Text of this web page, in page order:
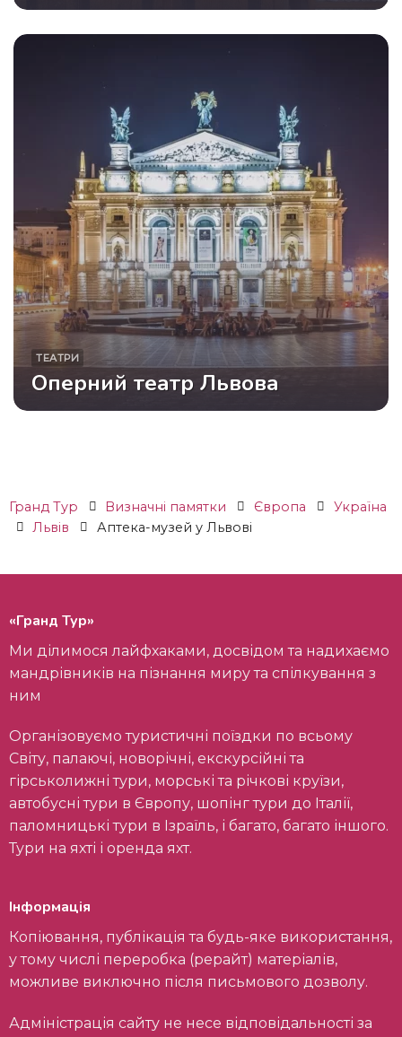
ТЕАТРИ
Оперний театр Львова
Гранд Тур Визначні памятки Європа
Україна
Львів
Аптека-музей у Львові
«Гранд Тур»
Ми ділимося лайфхаками, досвідом та надихаємо
мандрівників на пізнання миру та спілкування з
ним
Організовуємо туристичні поїздки по всьому
Світу, палаючі, новорічні, екскурсійні та
гірськолижні тури, морські та річкові круїзи,
автобусні тури в Європу, шопінг тури до Італії,
паломницькі тури в Ізраїль, і багато, багато іншого.
Тури на яхті і оренда яхт.
Інформація
Копіювання, публікація та будь-яке використання,
у тому числі переробка (рерайт) матеріалів,
можливе виключно після письмового дозволу.
Адміністрація сайту не несе відповідальності за